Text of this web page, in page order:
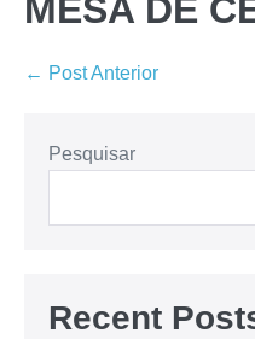
MESA DE
← Post Anterior
Pesquisar
Recent